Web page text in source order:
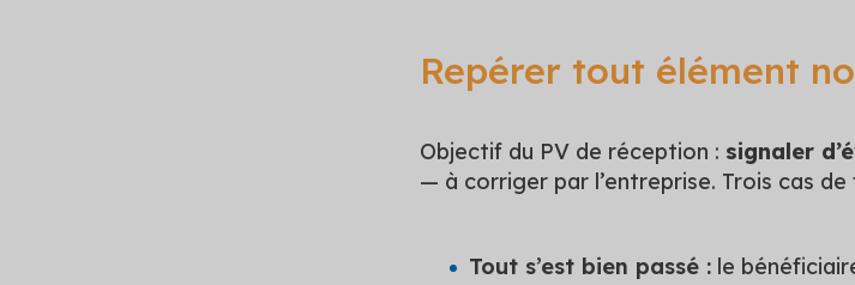
Repérer tout élément
Objectif du PV de réception : signaler
— à corriger par l’entreprise. Trois cas de
Tout s’est bien passé : le